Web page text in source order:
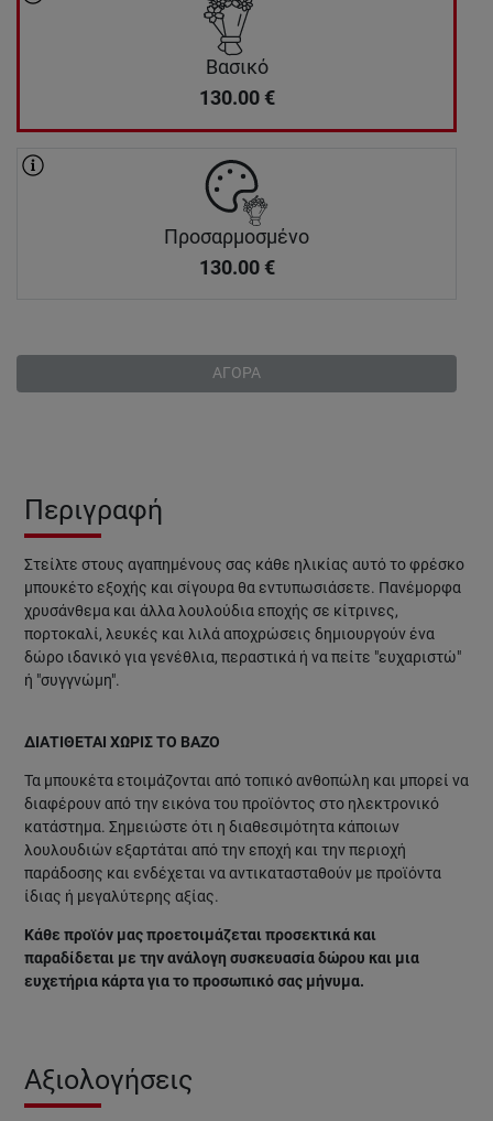
Βασικό
130.00 €
Προσαρμοσμένο
130.00 €
ΑΓΟΡΑ
Περιγραφή
Στείλτε στους αγαπημένους σας κάθε ηλικίας αυτό το φρέσκο
μπουκέτο εξοχής και σίγουρα θα εντυπωσιάσετε. Πανέμορφα
χρυσάνθεμα και άλλα λουλούδια εποχής σε κίτρινες,
πορτοκαλί, λευκές και λιλά αποχρώσεις δημιουργούν ένα
δώρο ιδανικό για γενέθλια, περαστικά ή να πείτε "ευχαριστώ"
ή "συγγνώμη".
ΔΙΑΤΙΘΕΤΑΙ ΧΩΡΙΣ ΤΟ ΒΑΖΟ
Τα μπουκέτα ετοιμάζονται από τοπικό ανθοπώλη και μπορεί να
διαφέρουν από την εικόνα του προϊόντος στο ηλεκτρονικό
κατάστημα. Σημειώστε ότι η διαθεσιμότητα κάποιων
λουλουδιών εξαρτάται από την εποχή και την περιοχή
παράδοσης και ενδέχεται να αντικατασταθούν με προϊόντα
ίδιας ή μεγαλύτερης αξίας.
Κάθε προϊόν μας προετοιμάζεται προσεκτικά και
παραδίδεται με την ανάλογη συσκευασία δώρου και μια
ευχετήρια κάρτα για το προσωπικό σας μήνυμα.
Αξιολογήσεις